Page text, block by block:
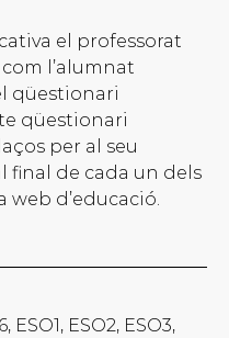
el professorat
l’alumnat
qüestionari
qüestionari
per al seu
final de cada un dels
d’educació.
ESO1, ESO2, ESO3,